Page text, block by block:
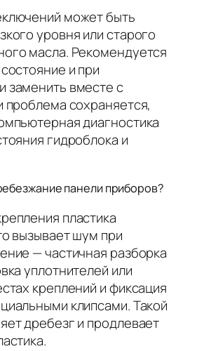
может быть
уровня или старого
масла. Рекомендуется
и при
заменить вместе с
проблема сохраняется,
диагностика
гидроблока и
панели приборов?
пластика
вызывает шум при
— частичная разборка
уплотнителей или
креплений и фиксация
клипсами. Такой
дребезг и продлевает